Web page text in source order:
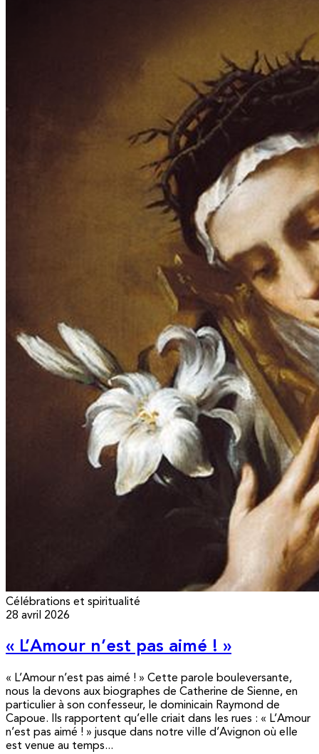
Célébrations et spiritualité
28 avril 2026
« L’Amour n’est pas aimé ! »
« L’Amour n’est pas aimé ! » Cette parole bouleversante,
nous la devons aux biographes de Catherine de Sienne, en
particulier à son confesseur, le dominicain Raymond de
Capoue. Ils rapportent qu’elle criait dans les rues : « L’Amour
n’est pas aimé ! » jusque dans notre ville d’Avignon où elle
est venue au temps...